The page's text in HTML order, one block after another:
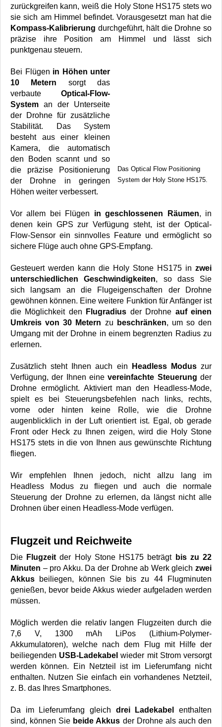
zurückgreifen kann, weiß die Holy Stone HS175 stets wo
sie sich am Himmel befindet. Vorausgesetzt man hat die
Kompass-Kalibrierung durchgeführt, hält die Drohne so
präzise ihre Position am Himmel und lässt sich
punktgenau steuern.
Das Optical Flow Positioning
System der Holy Stone HS175.
Bei Flügen in Höhen unter
10 Metern sorgt das
verbaute Optical-Flow-
System an der Unterseite
der Drohne für zusätzliche
Stabilität. Das System
besteht aus einer kleinen
Kamera, die automatisch
den Boden scannt und so
die präzise Positionierung
der Drohne in geringen
Höhen weiter verbessert.
Vor allem bei Flügen in geschlossenen Räumen, in
denen kein GPS zur Verfügung steht, ist der Optical-
Flow-Sensor ein sinnvolles Feature und ermöglicht so
sichere Flüge auch ohne GPS-Empfang.
Gesteuert werden kann die Holy Stone HS175 in zwei
unterschiedlichen Geschwindigkeiten, so dass Sie
sich langsam an die Flugeigenschaften der Drohne
gewöhnen können. Eine weitere Funktion für Anfänger ist
die Möglichkeit den
Flugradius der Drohne auf einen
Umkreis von 30 Metern zu beschränken, um so den
Umgang mit der Drohne in einem begrenzten Radius zu
erlernen.
Zusätzlich steht Ihnen auch ein Headless Moduszur
Verfügung, der Ihnen einevereinfachte Steuerung der
Drohne ermöglicht. Aktiviert man den Headless-Mode,
spielt es bei Steuerungsbefehlen nach links, rechts,
vorne oder hinten keine Rolle, wie die Drohne
augenblicklich in der Luft orientiert ist. Egal, ob gerade
Front oder Heck zu Ihnen zeigen, wird die Holy Stone
HS175 stets in die von Ihnen aus gewünschte Richtung
fliegen.
Wir empfehlen Ihnen jedoch, nicht allzu lang im
Headless Modus zu fliegen und auch die normale
Steuerung der Drohne zu erlernen, da längst nicht alle
Drohnen über einen Headless-Mode verfügen.
Flugzeit und Reichweite
Die Flugzeitder Holy Stone HS175 beträgt bis zu 22
Minuten – pro Akku. Da der Drohne ab Werk gleich zwei
Akkus beiliegen, können Sie bis zu 44 Flugminuten
genießen, bevor beide Akkus wieder aufgeladen werden
müssen.
Möglich werden die relativ langen Flugzeiten durch die
7,6 V, 1300 mAh LiPos (Lithium-Polymer-
Akkumulatoren), welche nach dem Flug mit Hilfe der
beiliegenden USB-Ladekabel wieder mit Strom versorgt
werden können. Ein Netzteil ist im Lieferumfang nicht
enthalten. Nutzen Sie einfach ein vorhandenes Netzteil,
z. B. das Ihres Smartphones.
Da im Lieferumfang gleich drei Ladekabel
enthalten
sind, können Sie beide Akkus der Drohne als auch den